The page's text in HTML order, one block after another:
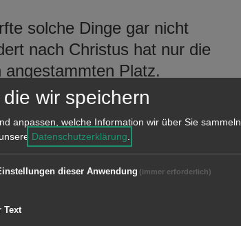
solche Dinge gar nicht
nach Christus hat nur die
Platz.
Frauen gelten wenig
Willkür, Dumpfheit und
Erdreistet sich
Griechisch und die
Freund und Beschützer
wir speichern
anpassen, welche Information wir über Sie sammeln.
Datenschutzerklärung
dieser Anwendung (immer erforderlich)
Text